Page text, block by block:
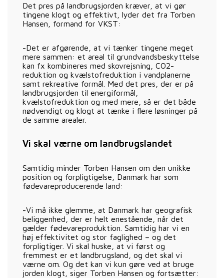
Det pres på landbrugsjorden kræver, at vi gør
tingene klogt og effektivt, lyder det fra Torben
Hansen, formand for VKST:
-Det er afgørende, at vi tænker tingene meget
mere sammen: et areal til grundvandsbeskyttelse
kan fx kombineres med skovrejsning, CO2-
reduktion og kvælstofreduktion i vandplanerne
samt rekreative formål. Med det pres, der er på
landbrugsjorden til energiformål,
kvælstofreduktion og med mere, så er det både
nødvendigt og klogt at tænke i flere løsninger på
de samme arealer.
Vi skal værne om landbrugslandet
Samtidig minder Torben Hansen om den unikke
position og forpligtigelse, Danmark har som
fødevareproducerende land:
-Vi må ikke glemme, at Danmark har geografisk
beliggenhed, der er helt enestående, når det
gælder fødevareproduktion. Samtidig har vi en
høj effektivitet og stor faglighed – og det
forpligtiger. Vi skal huske, at vi først og
fremmest er et landbrugsland, og det skal vi
værne om. Og det kan vi kun gøre ved at bruge
jorden klogt, siger Torben Hansen og fortsætter: